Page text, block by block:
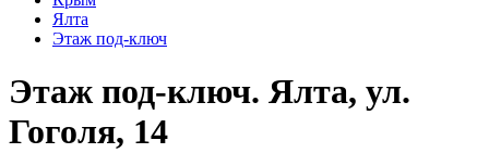
Ялта
Этаж под-ключ
Этаж под-ключ. Ялта, ул.
Гоголя, 14